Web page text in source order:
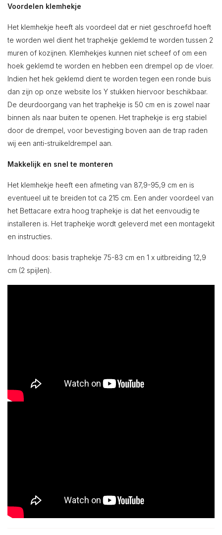
Voordelen klemhekje
Het klemhekje heeft als voordeel dat er niet geschroefd hoeft
te worden wel dient het traphekje geklemd te worden tussen 2
muren of kozijnen. Klemhekjes kunnen niet scheef of om een
hoek geklemd te worden en hebben een drempel op de vloer.
Indien het hek geklemd dient te worden tegen een ronde buis
dan zijn op onze website los Y stukken hiervoor beschikbaar.
De deurdoorgang van het traphekje is 50 cm en is zowel naar
binnen als naar buiten te openen. Het traphekje is erg stabiel
door de drempel, voor bevestiging boven aan de trap raden
wij een anti-struikeldrempel aan.
Makkelijk en snel te monteren
Het klemhekje heeft een afmeting van 87,9-95,9 cm en is
eventueel uit te breiden tot ca 215 cm. Een ander voordeel van
het Bettacare extra hoog traphekje is dat het eenvoudig te
installeren is. Het traphekje wordt geleverd met een montagekit
en instructies.
Inhoud doos: basis traphekje 75-83 cm en 1 x uitbreiding 12,9
cm (2 spijlen).